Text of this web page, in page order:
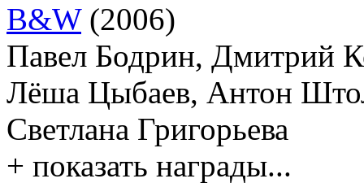
B&W(2006)
Павел Бодрин, Дмитрий
Лёша Цыбаев, Антон
Светлана Григорьева
+ показать награды...